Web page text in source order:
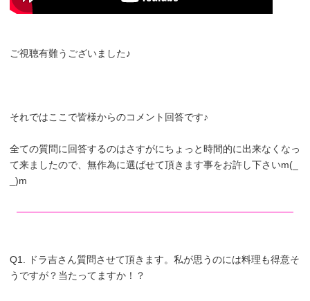
ご視聴有難うございました♪
それではここで皆様からのコメント回答です♪
全ての質問に回答するのはさすがにちょっと時間的に出来なくなっ
て来ましたので、無作為に選ばせて頂きます事をお許し下さいm(_
_)m
Q1. ドラ吉さん質問させて頂きます。私が思うのには料理も得意そ
うですが？当たってますか！？